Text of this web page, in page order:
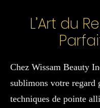
L’Art du
Chez Wissam Beauty
sublimons votre regard
techniques de pointe